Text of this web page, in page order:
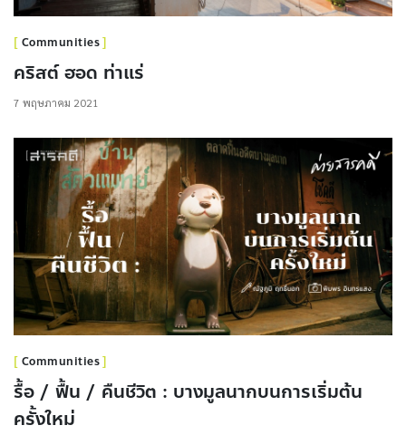
Communities
คริสต์ ฮอด ท่าแร่
7 พฤษภาคม 2021
Communities
รื้อ / ฟื้น / คืนชีวิต : บางมูลนากบนการเริ่มต้น
ครั้งใหม่